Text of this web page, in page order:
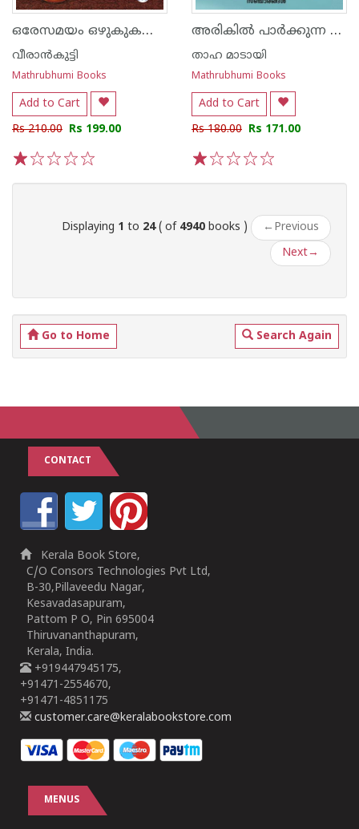
ഒരേസമയം ഒഴുകുകയും നില്‍ക്കുകയും ചെയ്യുന്ന അറ്റമില്ലാത്ത നദി-ലോകകവിതകള്‍
വീരാന്‍കുട്ടി
Mathrubhumi Books
Add to Cart
Rs 210.00 Rs 199.00
അരികില്‍ പാര്‍ക്കുന്ന മനുഷ്യര്‍
താഹ മാടായി
Mathrubhumi Books
Add to Cart
Rs 180.00 Rs 171.00
Displaying 1 to 24( of 4940 books ) ← Previous
Next→
Go to Home Search Again
CONTACT
Kerala Book Store,
C/O Consors Technologies Pvt Ltd,
B-30,Pillaveedu Nagar,
Kesavadasapuram,
Pattom P O, Pin 695004
Thiruvananthapuram,
Kerala, India.
+919447945175,
+91471-2554670,
+91471-4851175
customer.care@keralabookstore.com
MENUS